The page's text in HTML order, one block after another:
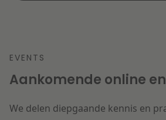
EVENTS
Aankomende online
We delen diepgaande kennis en